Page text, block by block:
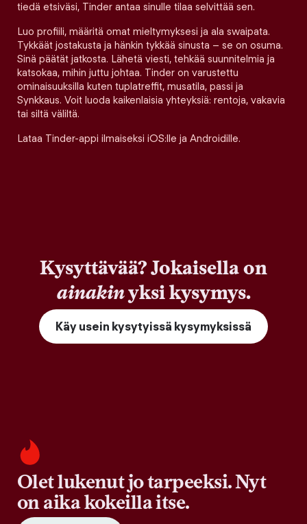
tiedä etsiväsi, Tinder antaa sinulle tilaa selvittää sen.
Luo profiili, määritä omat mieltymyksesi ja ala swaipata.
Tykkäät jostakusta ja hänkin tykkää sinusta – se on osuma.
Sinä päätät jatkosta. Lähetä viesti, tehkää suunnitelmia ja
katsokaa, mihin juttu johtaa. Tinder on varustettu
ominaisuuksilla kuten tuplatreffit, musatila, passi ja
Synkkaus. Voit luoda kaikenlaisia yhteyksiä: rentoja, vakavia
tai siltä väliltä.
Lataa Tinder-appi ilmaiseksi iOS:lle ja Androidille.
Kysyttävää? Jokaisella on
ainakinyksi kysymys.
Käy usein kysytyissä kysymyksissä
Olet lukenut jo tarpeeksi. Nyt
on aika kokeilla itse.